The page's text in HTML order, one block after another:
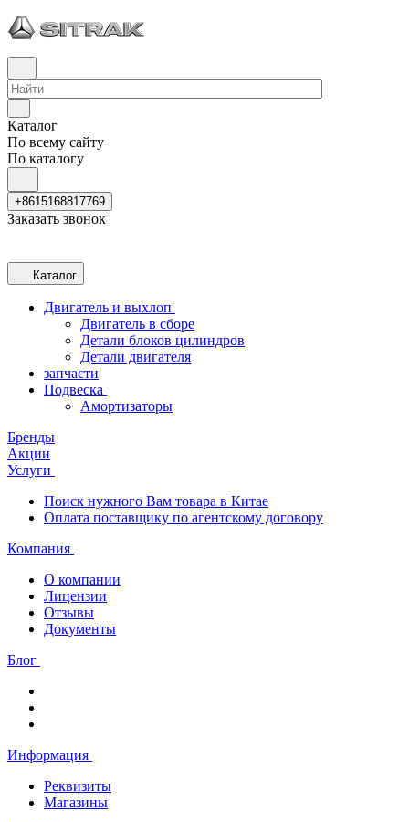
Каталог
По всему сайту
По каталогу
+8615168817769
Заказать звонок
Каталог
Двигатель и выхлоп
Двигатель в сборе
Детали блоков цилиндров
Детали двигателя
запчасти
Подвеска
Амортизаторы
Бренды
Акции
Услуги
Поиск нужного Вам товара в Китае
Оплата поставщику по агентскому договору
Компания
О компании
Лицензии
Отзывы
Документы
Блог
Информация
Реквизиты
Магазины